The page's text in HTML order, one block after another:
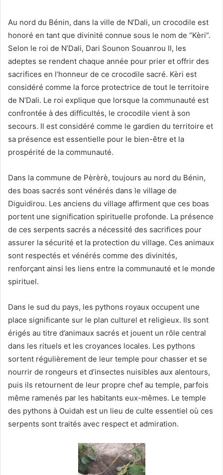
Au nord du Bénin, dans la ville de N’Dali, un crocodile est
honoré en tant que divinité connue sous le nom de “Kèri”.
Selon le roi de N’Dali, Dari Sounon Souanrou II, les
adeptes se rendent chaque année pour prier et offrir des
sacrifices en l’honneur de ce crocodile sacré. Kèri est
considéré comme la force protectrice de tout le territoire
de N’Dali. Le roi explique que lorsque la communauté est
confrontée à des difficultés, le crocodile vient à son
secours. Il est considéré comme le gardien du territoire et
sa présence est essentielle pour le bien-être et la
prospérité de la communauté.
Dans la commune de Pèrèrè, toujours au nord du Bénin,
des boas sacrés sont vénérés dans le village de
Diguidirou. Les anciens du village affirment que ces boas
portent une signification spirituelle profonde. La présence
de ces serpents sacrés a nécessité des sacrifices pour
assurer la sécurité et la protection du village. Ces animaux
sont respectés et vénérés comme des divinités,
renforçant ainsi les liens entre la communauté et le monde
spirituel.
Dans le sud du pays, les pythons royaux occupent une
place significante sur le plan culturel et religieux. Ils sont
érigés au titre d’animaux sacrés et jouent un rôle central
dans les rituels et les croyances locales. Les pythons
sortent régulièrement de leur temple pour chasser et se
nourrir de rongeurs et d’insectes nuisibles aux alentours,
puis ils retournent de leur propre chef au temple, parfois
même ramenés par les habitants eux-mêmes. Le temple
des pythons à Ouidah est un lieu de culte essentiel où ces
serpents sont traités avec respect et admiration.